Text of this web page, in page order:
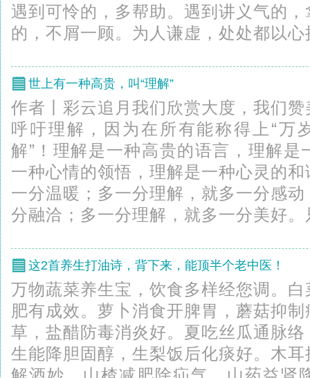
遇到可怜的，多帮助。遇到讲义气的
的，不屑一顾。为人谦虚，处处都以
世上有一种高贵，叫“理解”
作者丨彩云追月我们欣赏大度，我们
呼吁理解，因为在所有能称得上“万
解”！理解是一种高贵的语言，理解是
一种心情的领悟，理解是一种心灵的
一分温暖；多一分理解，就多一分感
分融洽；多一分理解，就多一分美好
这2首养生打油诗，背下来，能顶半个老中医！
万物蔬菜养生宝，饮食多样经您调。
肥有成效。萝卜消食开脾胃，蘑菇抑
草，盐醋防毒消炎好。夏吃丝瓜通脉
生能降胆固醇，生梨饭后化痰好。木